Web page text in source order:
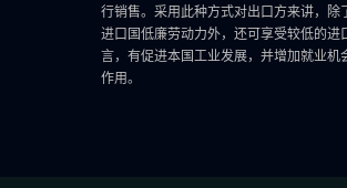
行销售。采用此种方式对出口方来讲，除
进口国低廉劳动力外，还可享受较低的进
言，有促进本国工业发展，并增加就业机
作用。